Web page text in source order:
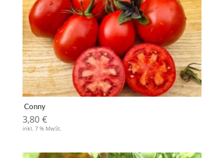
Conny
3,80 €
inkl. 7 % MwSt.